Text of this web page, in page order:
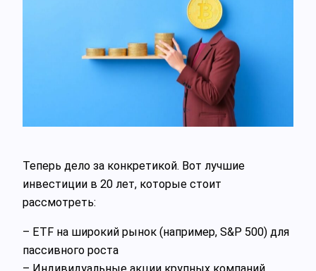
Теперь дело за конкретикой. Вот лучшие
инвестиции в 20 лет, которые стоит
рассмотреть:
– ETF на широкий рынок (например, S&P 500) для
пассивного роста